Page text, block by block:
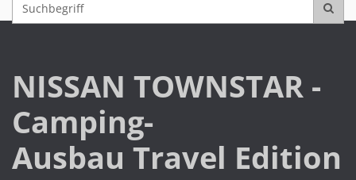
NISSAN TOWNSTAR -
Camping-
Ausbau Travel Edition